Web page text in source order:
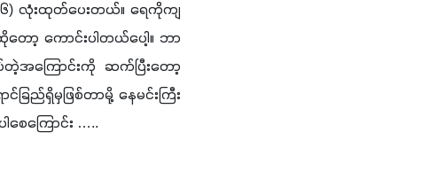
၆)
ော့ ကောင်းပါတယ်ပေါ့။ ဘာ
တဲ့အကြောင်းကို ဆက်ပြီးတော့
ြည်ရှိမှဖြစ်တာမို့ နေမင်းကြီး
ေကြောင်း …..